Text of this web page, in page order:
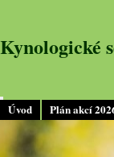
Úvod Plán akcí
Kynologické